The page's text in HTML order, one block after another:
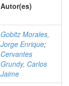
Autor(es)
Gobitz Morales,
Jorge Enrique;
Cervantes
Grundy, Carlos
Jaime